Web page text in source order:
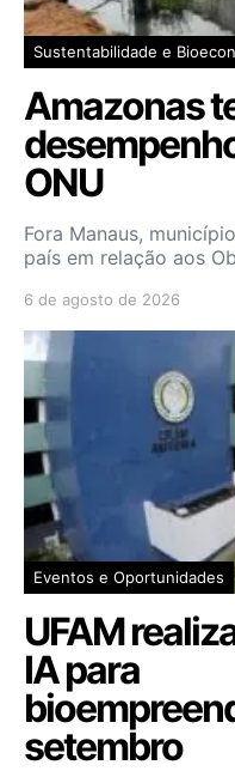
Sustentabilidade e
Amazonas
ONU
Fora Manaus,
país em relação aos
6 de agosto de 2026
Eventos e Oportunidades
UFAM
IA para
setembro